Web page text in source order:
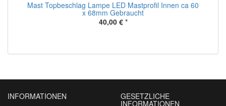
Mast Topbeschlag Lampe LED Mastprofil Innen ca 60
x 68mm Gebraucht
40,00 € *
INFORMATIONEN GESETZLICHE
INFORMATIONEN